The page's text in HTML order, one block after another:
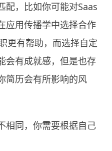
配，比如你可能对Saas
应用传播学中选择合作
更有帮助，而选择自定
会有成就感，但是也存
简历会有所影响的风
相同，你需要根据自己